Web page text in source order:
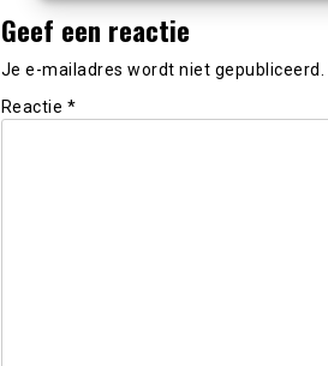
Geef een reactie
Je e-mailadres wordt niet gepubliceerd.
Reactie *